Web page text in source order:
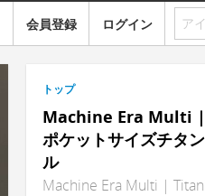
会員登録 ログイン
トップ
Machine Era Multi |
ポケットサイズチタ
ル
Machine Era Multi |